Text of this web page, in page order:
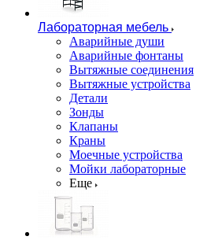
Лабораторная мебель
Аварийные души
Аварийные фонтаны
Вытяжные соединения
Вытяжные устройства
Детали
Зонды
Клапаны
Краны
Моечные устройства
Мойки лабораторные
Еще